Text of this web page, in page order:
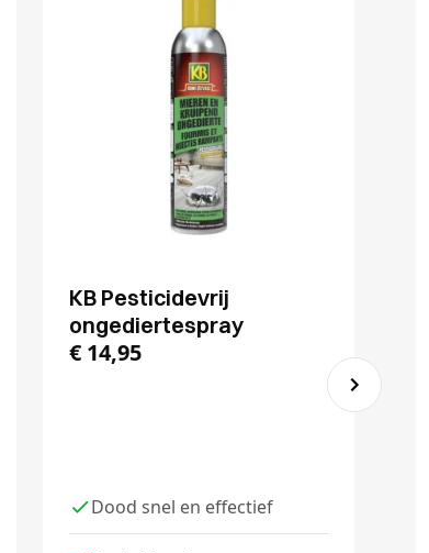
KB Pesticidevrij
ongediertespray
€ 14,95
Dood snel en effectief